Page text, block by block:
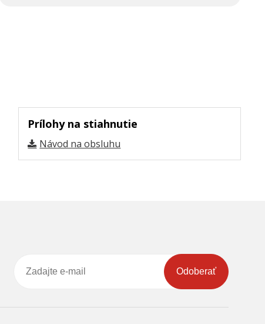
Prílohy na stiahnutie
Návod na obsluhu
Odoberať